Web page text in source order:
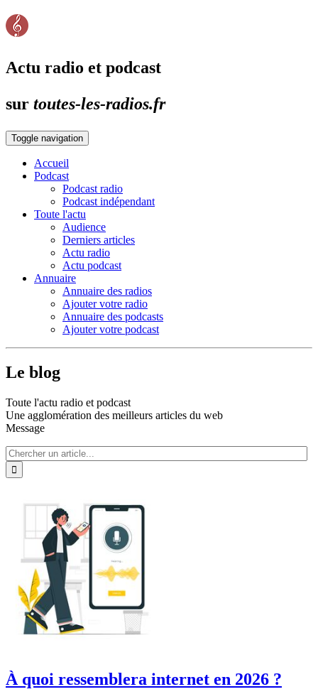
Actu radio et podcast
sur toutes-les-radios.fr
Toggle navigation
Accueil
Podcast
Podcast radio
Podcast indépendant
Toute l'actu
Audience
Derniers articles
Actu radio
Actu podcast
Annuaire
Annuaire des radios
Ajouter votre radio
Annuaire des podcasts
Ajouter votre podcast
Le blog
Toute l'actu radio et podcast
Une agglomération des meilleurs articles du web
Message
À quoi ressemblera internet en 2026 ?